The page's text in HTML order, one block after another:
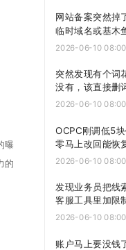
曝
的
网站备案突然掉
临时域名或基木
2026-06-10
突然发现有个词
没有，该直接删
2026-06-10
OCPC刚调低5
零马上改回能恢
2026-06-10
发现业务员把线
客服工具里加限
2026-06-10
账户马上要没钱